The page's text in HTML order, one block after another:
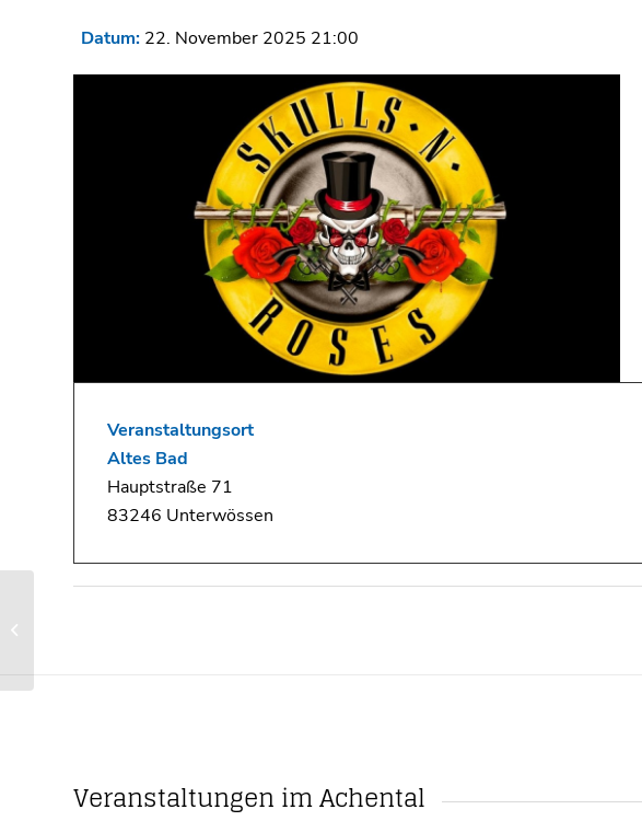
Datum: 22. November 2025 21:00
Veranstaltungsort
Altes Bad
Hauptstraße 71
83246 Unterwössen
Veranstaltungen im Achental